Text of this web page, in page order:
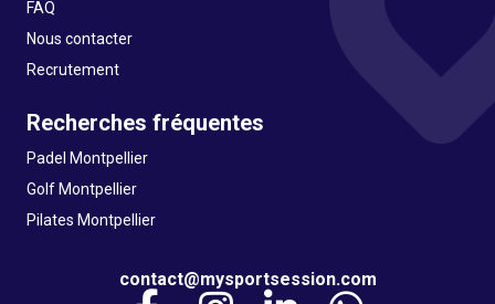
FAQ
Nous contacter
Recrutement
Recherches fréquentes
Padel Montpellier
Golf Montpellier
Pilates Montpellier
contact@mysportsession.com